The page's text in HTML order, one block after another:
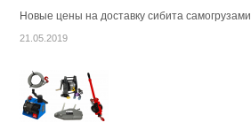
Новые цены на доставку сибита самогрузами
21.05.2019